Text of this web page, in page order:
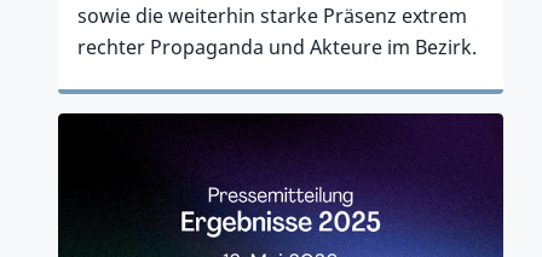
sowie die weiterhin starke Präsenz extrem
rechter Propaganda und Akteure im Bezirk.
Zum Artikel